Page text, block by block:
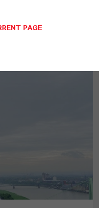
THEMA
PAGE